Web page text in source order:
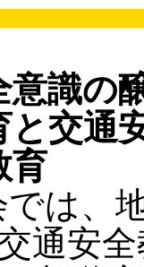
識の
交通
育
では、
通安